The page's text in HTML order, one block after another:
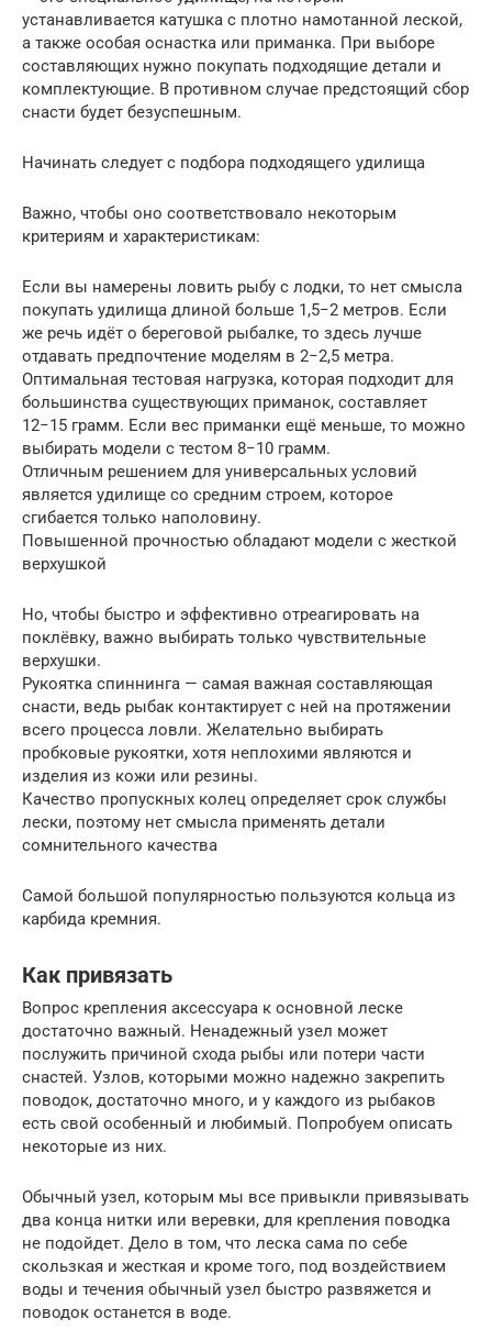
устанавливается катушка с плотно намотанной леской,
а также особая оснастка или приманка. При выборе
составляющих нужно покупать подходящие детали и
комплектующие. В противном случае предстоящий сбор
снасти будет безуспешным.
Начинать следует с подбора подходящего удилища
Важно, чтобы оно соответствовало некоторым
критериям и характеристикам:
Если вы намерены ловить рыбу с лодки, то нет смысла
покупать удилища длиной больше 1,5−2 метров. Если
же речь идёт о береговой рыбалке, то здесь лучше
отдавать предпочтение моделям в 2−2,5 метра.
Оптимальная тестовая нагрузка, которая подходит для
большинства существующих приманок, составляет
12−15 грамм. Если вес приманки ещё меньше, то можно
выбирать модели с тестом 8−10 грамм.
Отличным решением для универсальных условий
является удилище со средним строем, которое
сгибается только наполовину.
Повышенной прочностью обладают модели с жесткой
верхушкой
Но, чтобы быстро и эффективно отреагировать на
поклёвку, важно выбирать только чувствительные
верхушки.
Рукоятка спиннинга — самая важная составляющая
снасти, ведь рыбак контактирует с ней на протяжении
всего процесса ловли. Желательно выбирать
пробковые рукоятки, хотя неплохими являются и
изделия из кожи или резины.
Качество пропускных колец определяет срок службы
лески, поэтому нет смысла применять детали
сомнительного качества
Самой большой популярностью пользуются кольца из
карбида кремния.
Как привязать
Вопрос крепления аксессуара к основной леске
достаточно важный. Ненадежный узел может
послужить причиной схода рыбы или потери части
снастей. Узлов, которыми можно надежно закрепить
поводок, достаточно много, и у каждого из рыбаков
есть свой особенный и любимый. Попробуем описать
некоторые из них.
Обычный узел, которым мы все привыкли привязывать
два конца нитки или веревки, для крепления поводка
не подойдет. Дело в том, что леска сама по себе
скользкая и жесткая и кроме того, под воздействием
воды и течения обычный узел быстро развяжется и
поводок останется в воде.